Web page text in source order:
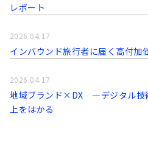
レポート
インバウンド旅行者に届く高付加
2026.04.17
地域ブランド×DX ―デジタル技
上をはかる
2026.04.17